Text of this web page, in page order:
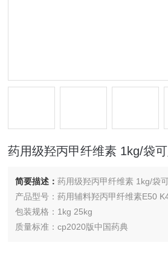
药用级羟丙甲纤维素 1kg/袋
简要描述：药用级羟丙甲纤维素 1kg/袋
产品型号：药用辅料羟丙甲纤维素E50
包装规格：1kg 25kg
质量标准：cp2020版中国药典